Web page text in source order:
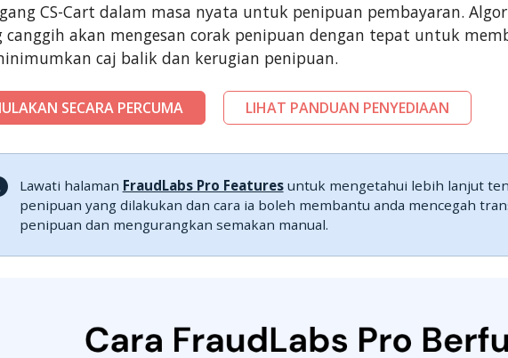
CS-Cart dalam masa nyata untuk penipuan pembayaran.
canggih akan mengesan corak penipuan dengan tepat untuk
caj balik dan kerugian penipuan.
SECARA PERCUMA LIHAT PANDUAN PENYEDIAAN
Lawati halaman FraudLabs Pro Featuresuntuk mengetahui lebih lanjut
penipuan yang dilakukan dan cara ia boleh membantu anda mencegah
penipuan dan mengurangkan semakan manual.